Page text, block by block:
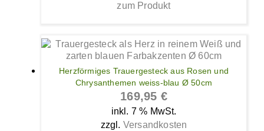
zum Produkt
Herzförmiges Trauergesteck aus Rosen und
Chrysanthemen weiss-blau Ø 50cm
169,95 €
inkl. 7 % MwSt.
zzgl. Versandkosten